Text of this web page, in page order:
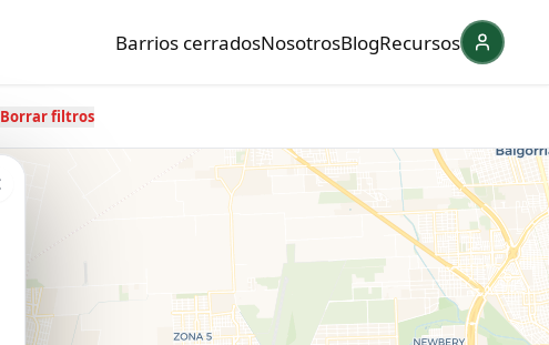
Barrios cerradosNosotrosBlogRecursos
Borrar filtros